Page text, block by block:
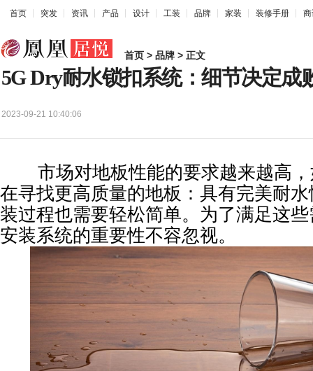
首页 突发 资讯 产品 设计 工装 品牌 家装 装修手册
首页 > 品牌 > 正文
5G Dry耐水锁扣系统：细节决定成
2023-09-21 10:40:06
市场对地板性能的要求越来越高，
在寻找更高质量的地板：具有完美耐
装过程也需要轻松简单。为了满足这
安装系统的重要性不容忽视。